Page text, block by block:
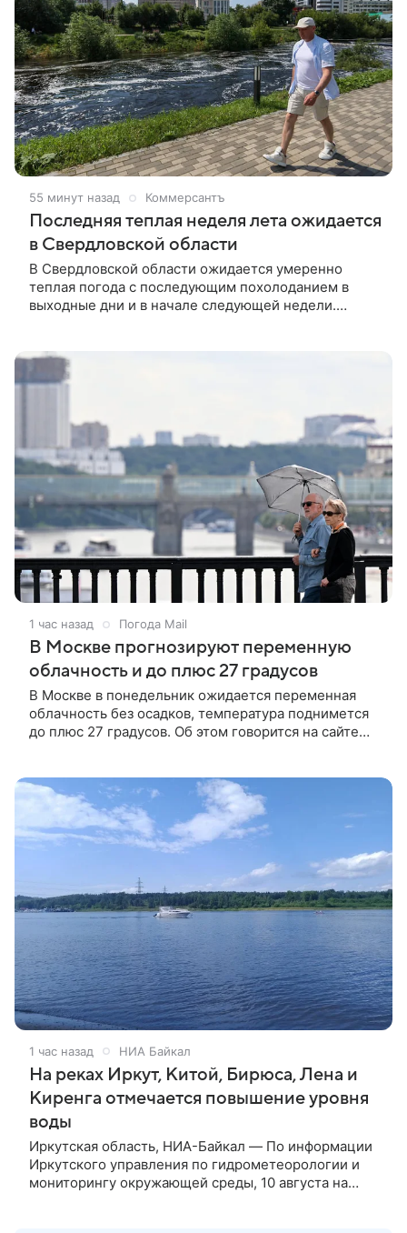
55 минут назад Коммерсантъ
Последняя теплая неделя лета ожидается
в Свердловской области
В Свердловской области ожидается умеренно
теплая погода с последующим похолоданием в
выходные дни и в начале следующей недели.
Екатеринбурге».
1 час назад Погода Mail
В Москве прогнозируют переменную
облачность и до плюс 27 градусов
В Москве в понедельник ожидается переменная
облачность без осадков, температура поднимется
до плюс 27 градусов. Об этом говорится на сайте
1 час назад НИА Байкал
На реках Иркут, Китой, Бирюса, Лена и
Киренга отмечается повышение уровня
воды
Иркутская область, НИА-Байкал — По информации
Иркутского управления по гидрометеорологии и
мониторингу окружающей среды, 10 августа на